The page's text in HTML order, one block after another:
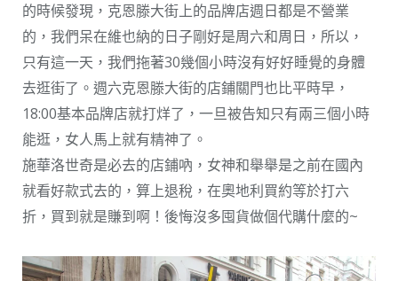
的時候發現，克恩滕大街上的品牌店週日都是不營業
的，我們呆在維也納的日子剛好是周六和周日，所以，
只有這一天，我們拖著30幾個小時沒有好好睡覺的身體
去逛街了。週六克恩滕大街的店鋪關門也比平時早，
18:00基本品牌店就打烊了，一旦被告知只有兩三個小時
能逛，女人馬上就有精神了。
施華洛世奇是必去的店鋪吶，女神和舉舉是之前在國內
就看好款式去的，算上退稅，在奧地利買約等於打六
折，買到就是賺到啊！後悔沒多囤貨做個代購什麼的~